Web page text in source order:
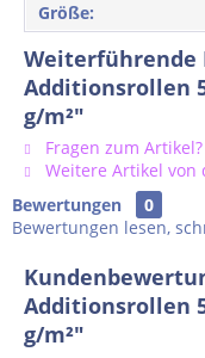
Größe:
Weiterführende
Additionsrollen
g/m²"
Fragen zum Artikel?
Weitere Artikel von
Bewertungen
0
Bewertungen lesen,
Additionsrollen
g/m²"